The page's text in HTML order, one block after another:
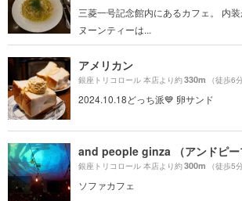
三菱一号記念館内にあるカフェ。 内
ヌーンティーは...
アメリカン
銀座トリコロール 本店より約330m （徒歩6
2024.10.18どっち派💙 卵サンド
and people ginza （アンドピー
銀座トリコロール 本店より約300m （徒歩5
ソファカフェ